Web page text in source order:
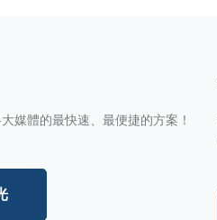
媒體的最快速、最便捷的方案！